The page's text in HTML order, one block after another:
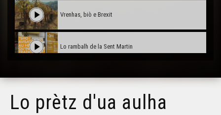
Vrenhas, biò e Brexit
Lo rambalh de la Sent Martin
Familha en lenga a Garlin
La formacion " Ensenhar"
Lo prètz d'ua aulha